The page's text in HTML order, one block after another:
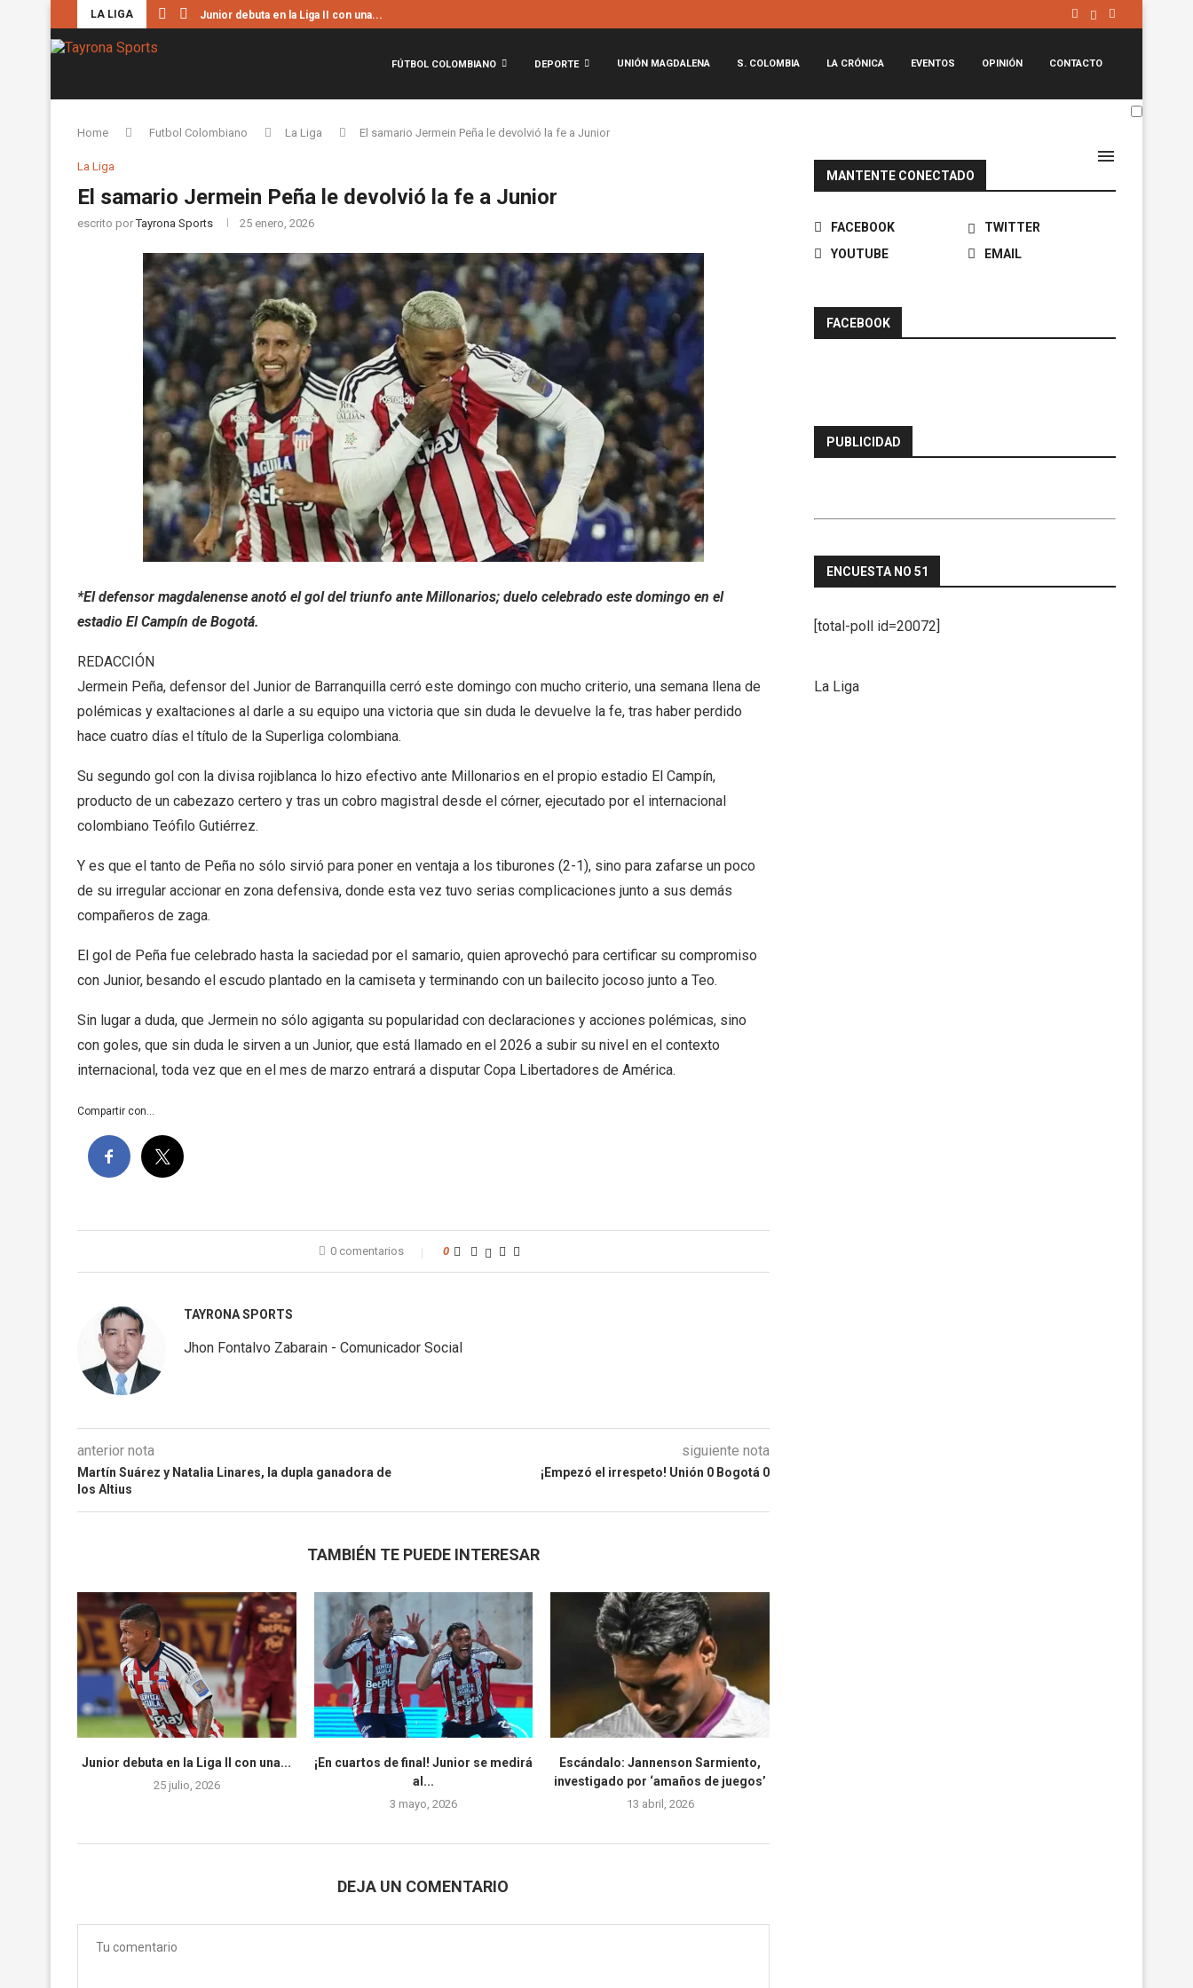
LA LIGA Junior debuta en la Liga II con una...
FÚTBOL COLOMBIANO DEPORTE UNIÓN MAGDALENA S. COLOMBIA LA CRÓNICA EVENTOS OPINIÓN CONTACTO
Home Futbol Colombiano La Liga El samario Jermein Peña le devolvió la fe a Junior
La Liga
El samario Jermein Peña le devolvió la fe a Junior
escrito porTayrona Sports 25 enero, 2026
*El defensor magdalenense anotó el gol del triunfo ante Millonarios; duelo celebrado este domingo en el
estadio El Campín de Bogotá.
REDACCIÓN
Jermein Peña, defensor del Junior de Barranquilla cerró este domingo con mucho criterio, una semana llena de
polémicas y exaltaciones al darle a su equipo una victoria que sin duda le devuelve la fe, tras haber perdido
hace cuatro días el título de la Superliga colombiana.
Su segundo gol con la divisa rojiblanca lo hizo efectivo ante Millonarios en el propio estadio El Campín,
producto de un cabezazo certero y tras un cobro magistral desde el córner, ejecutado por el internacional
colombiano Teófilo Gutiérrez.
Y es que el tanto de Peña no sólo sirvió para poner en ventaja a los tiburones (2-1), sino para zafarse un poco
de su irregular accionar en zona defensiva, donde esta vez tuvo serias complicaciones junto a sus demás
compañeros de zaga.
El gol de Peña fue celebrado hasta la saciedad por el samario, quien aprovechó para certificar su compromiso
con Junior, besando el escudo plantado en la camiseta y terminando con un bailecito jocoso junto a Teo.
Sin lugar a duda, que Jermein no sólo agiganta su popularidad con declaraciones y acciones polémicas, sino
con goles, que sin duda le sirven a un Junior, que está llamado en el 2026 a subir su nivel en el contexto
internacional, toda vez que en el mes de marzo entrará a disputar Copa Libertadores de América.
Compartir con...
0 comentarios 0
TAYRONA SPORTS
Jhon Fontalvo Zabarain - Comunicador Social
anterior nota
Martín Suárez y Natalia Linares, la dupla ganadora de
los Altius
siguiente nota
¡Empezó el irrespeto! Unión 0 Bogotá 0
TAMBIÉN TE PUEDE INTERESAR
Junior debuta en la Liga II con una...
25 julio, 2026
¡En cuartos de final! Junior se medirá
al...
3 mayo, 2026
Escándalo: Jannenson Sarmiento,
investigado por ‘amaños de juegos’
13 abril, 2026
DEJA UN COMENTARIO
MANTENTE CONECTADO
FACEBOOK
TWITTER
YOUTUBE
EMAIL
FACEBOOK
PUBLICIDAD
ENCUESTA NO 51
[total-poll id=20072]
La Liga